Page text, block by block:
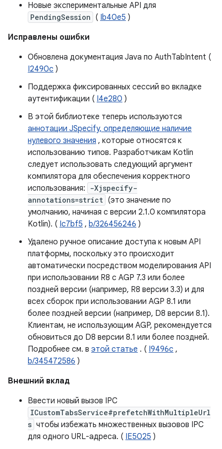
Новые экспериментальные API для
PendingSession ( Ib40e5 )
Исправлены ошибки
Обновлена ​​документация Java по AuthTabIntent (
I2490c )
Поддержка фиксированных сессий во вкладке
аутентификации ( I4e280 )
В этой библиотеке теперь используются
аннотации JSpecify, определяющие наличие
нулевого значения , которые относятся к
использованию типов. Разработчикам Kotlin
следует использовать следующий аргумент
компилятора для обеспечения корректного
использования:
-Xjspecify-
annotations=strict (это значение по
умолчанию, начиная с версии 2.1.0 компилятора
Kotlin). ( Ic7bf5 , b/326456246 )
Удалено ручное описание доступа к новым API
платформы, поскольку это происходит
автоматически посредством моделирования API
при использовании R8 с AGP 7.3 или более
поздней версии (например, R8 версии 3.3) и для
всех сборок при использовании AGP 8.1 или
более поздней версии (например, D8 версии 8.1).
Клиентам, не использующим AGP, рекомендуется
обновиться до D8 версии 8.1 или более поздней.
Подробнее см. в этой статье . ( I9496c ,
b/345472586 )
Внешний вклад
Ввести новый вызов IPC
ICustomTabsService#prefetchWithMultipleUrl
s чтобы избежать множественных вызовов IPC
для одного URL-адреса. ( IE5025 )